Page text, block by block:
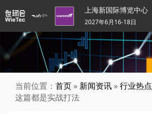
上海新国际博览中心
2027年6月16-18日
当前位置： 首页 » 新闻资讯 »行业热点
这篇都是实战打法